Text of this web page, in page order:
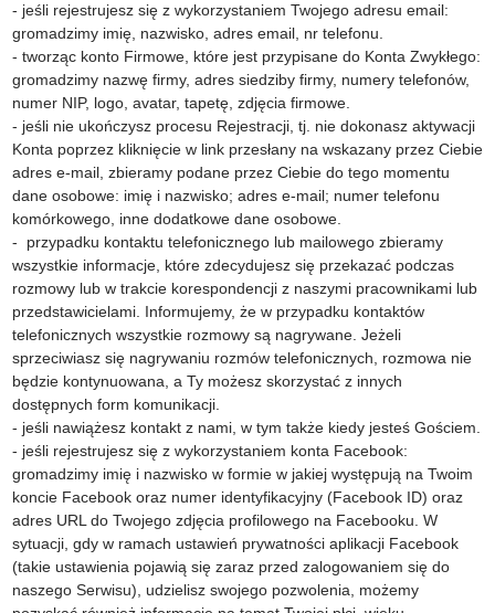
- jeśli rejestrujesz się z wykorzystaniem Twojego adresu email:
gromadzimy imię, nazwisko, adres email, nr telefonu.
- tworząc konto Firmowe, które jest przypisane do Konta Zwykłego:
gromadzimy nazwę firmy, adres siedziby firmy, numery telefonów,
numer NIP, logo, avatar, tapetę, zdjęcia firmowe.
- jeśli nie ukończysz procesu Rejestracji, tj. nie dokonasz aktywacji
Konta poprzez kliknięcie w link przesłany na wskazany przez Ciebie
adres e-mail, zbieramy podane przez Ciebie do tego momentu
dane osobowe: imię i nazwisko; adres e-mail; numer telefonu
komórkowego, inne dodatkowe dane osobowe.
- przypadku kontaktu telefonicznego lub mailowego zbieramy
wszystkie informacje, które zdecydujesz się przekazać podczas
rozmowy lub w trakcie korespondencji z naszymi pracownikami lub
przedstawicielami. Informujemy, że w przypadku kontaktów
telefonicznych wszystkie rozmowy są nagrywane. Jeżeli
sprzeciwiasz się nagrywaniu rozmów telefonicznych, rozmowa nie
będzie kontynuowana, a Ty możesz skorzystać z innych
dostępnych form komunikacji.
- jeśli nawiążesz kontakt z nami, w tym także kiedy jesteś Gościem.
- jeśli rejestrujesz się z wykorzystaniem konta Facebook:
gromadzimy imię i nazwisko w formie w jakiej występują na Twoim
koncie Facebook oraz numer identyfikacyjny (Facebook ID) oraz
adres URL do Twojego zdjęcia profilowego na Facebooku. W
sytuacji, gdy w ramach ustawień prywatności aplikacji Facebook
(takie ustawienia pojawią się zaraz przed zalogowaniem się do
naszego Serwisu), udzielisz swojego pozwolenia, możemy